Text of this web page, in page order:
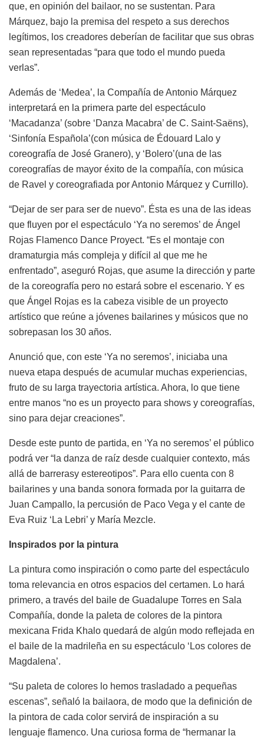
que, en opinión del bailaor, no se sustentan. Para
Márquez, bajo la premisa del respeto a sus derechos
legítimos, los creadores deberían de facilitar que sus obras
sean representadas “para que todo el mundo pueda
verlas”.
Además de ‘Medea’, la Compañía de Antonio Márquez
interpretará en la primera parte del espectáculo
‘Macadanza’ (sobre ‘Danza Macabra’ de C. Saint-Saëns),
‘Sinfonía Española’(con música de Édouard Lalo y
coreografía de José Granero), y ‘Bolero’(una de las
coreografías de mayor éxito de la compañía, con música
de Ravel y coreografiada por Antonio Márquez y Currillo).
“Dejar de ser para ser de nuevo”. Ésta es una de las ideas
que fluyen por el espectáculo ‘Ya no seremos’ de Ángel
Rojas Flamenco Dance Proyect. “Es el montaje con
dramaturgia más compleja y difícil al que me he
enfrentado”, aseguró Rojas, que asume la dirección y parte
de la coreografía pero no estará sobre el escenario. Y es
que Ángel Rojas es la cabeza visible de un proyecto
artístico que reúne a jóvenes bailarines y músicos que no
sobrepasan los 30 años.
Anunció que, con este ‘Ya no seremos’, iniciaba una
nueva etapa después de acumular muchas experiencias,
fruto de su larga trayectoria artística. Ahora, lo que tiene
entre manos “no es un proyecto para shows y coreografías,
sino para dejar creaciones”.
Desde este punto de partida, en ‘Ya no seremos’ el público
podrá ver “la danza de raíz desde cualquier contexto, más
allá de barrerasy estereotipos”. Para ello cuenta con 8
bailarines y una banda sonora formada por la guitarra de
Juan Campallo, la percusión de Paco Vega y el cante de
Eva Ruiz ‘La Lebri’ y María Mezcle.
Inspirados por la pintura
La pintura como inspiración o como parte del espectáculo
toma relevancia en otros espacios del certamen. Lo hará
primero, a través del baile de Guadalupe Torres en Sala
Compañía, donde la paleta de colores de la pintora
mexicana Frida Khalo quedará de algún modo reflejada en
el baile de la madrileña en su espectáculo ‘Los colores de
Magdalena’.
“Su paleta de colores lo hemos trasladado a pequeñas
escenas”, señaló la bailaora, de modo que la definición de
la pintora de cada color servirá de inspiración a su
lenguaje flamenco. Una curiosa forma de “hermanar la